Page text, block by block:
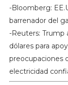
-Bloomberg:
barrenador del
-Reuters: Trump
dólares para
preocupaciones
electricidad